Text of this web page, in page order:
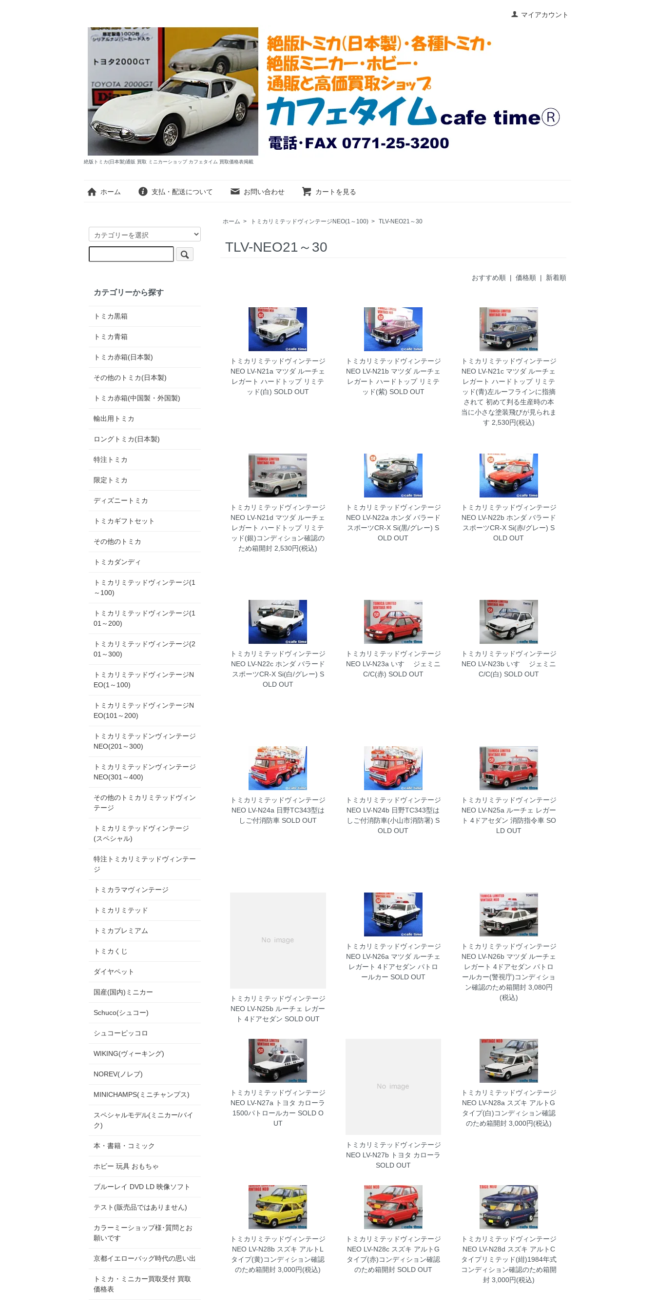
マイアカウント
絶版トミカ(日本製)通販 買取 ミニカーショップ カフェタイム 買取価格表掲載
ホーム 支払・配送について お問い合わせ カートを見る
ホーム > トミカリミテッドヴィンテージNEO(1～100) > TLV-NEO21～30
TLV-NEO21～30
おすすめ順 | 価格順 | 新着順
トミカリミテッドヴィンテージ
NEO LV-N21a マツダ ルーチェ
レガート ハードトップ リミテ
ッド(白) SOLD OUT
トミカリミテッドヴィンテージ
NEO LV-N21b マツダ ルーチェ
レガート ハードトップ リミテ
ッド(紫) SOLD OUT
トミカリミテッドヴィンテージ
NEO LV-N21c マツダ ルーチェ
レガート ハードトップ リミテ
ッド(青)左ルーフラインに指摘
されて 初めて判る生産時の本
当に小さな塗装飛びが見られま
す 2,530円(税込)
トミカリミテッドヴィンテージ
NEO LV-N21d マツダ ルーチェ
レガート ハードトップ リミテ
ッド(銀)コンディション確認の
ため箱開封 2,530円(税込)
トミカリミテッドヴィンテージ
NEO LV-N22a ホンダ バラード
スポーツCR-X Si(黒/グレー) S
OLD OUT
トミカリミテッドヴィンテージ
NEO LV-N22b ホンダ バラード
スポーツCR-X Si(赤/グレー) S
OLD OUT
トミカリミテッドヴィンテージ
NEO LV-N22c ホンダ バラード
スポーツCR-X Si(白/グレー) S
OLD OUT
トミカリミテッドヴィンテージ
NEO LV-N23a いすゞ ジェミニ
C/C(赤) SOLD OUT
トミカリミテッドヴィンテージ
NEO LV-N23b いすゞ ジェミニ
C/C(白) SOLD OUT
トミカリミテッドヴィンテージ
NEO LV-N24a 日野TC343型は
しご付消防車 SOLD OUT
トミカリミテッドヴィンテージ
NEO LV-N24b 日野TC343型は
しご付消防車(小山市消防署) S
OLD OUT
トミカリミテッドヴィンテージ
NEO LV-N25a ルーチェ レガー
ト 4ドアセダン 消防指令車SO
LD OUT
トミカリミテッドヴィンテージ
NEO LV-N25b ルーチェ レガー
ト 4ドアセダン SOLD OUT
トミカリミテッドヴィンテージ
NEO LV-N26a マツダ ルーチェ
レガート 4ドアセダン パトロ
ールカー SOLD OUT
トミカリミテッドヴィンテージ
NEO LV-N26b マツダ ルーチェ
レガート 4ドアセダン パトロ
ールカー(警視庁)コンディショ
ン確認のため箱開封3,080円
(税込)
トミカリミテッドヴィンテージ
NEO LV-N27a トヨタ カローラ
1500パトロールカー SOLD O
UT
トミカリミテッドヴィンテージ
NEO LV-N27b トヨタ カローラ
SOLD OUT
トミカリミテッドヴィンテージ
NEO LV-N28a スズキ アルトG
タイプ(白)コンディション確認
のため箱開封3,000円(税込)
トミカリミテッドヴィンテージ
NEO LV-N28b スズキ アルトL
タイプ(黄)コンディション確認
のため箱開封 3,000円(税込)
トミカリミテッドヴィンテージ
NEO LV-N28c スズキ アルトG
タイプ(赤)コンディション確認
のため箱開封SOLD OUT
トミカリミテッドヴィンテージ
NEO LV-N28d スズキ アルトC
タイプリミテッド(紺)1984年式
コンディション確認のため箱開
封3,000円(税込)
カテゴリーから探す
トミカ黒箱
トミカ青箱
トミカ赤箱(日本製)
その他のトミカ(日本製)
トミカ赤箱(中国製・外国製)
輸出用トミカ
ロングトミカ(日本製)
特注トミカ
限定トミカ
ディズニートミカ
トミカギフトセット
その他のトミカ
トミカダンディ
トミカリミテッドヴィンテージ(1
～100)
トミカリミテッドヴィンテージ(1
01～200)
トミカリミテッドヴィンテージ(2
01～300)
トミカリミテッドヴィンテージN
EO(1～100)
トミカリミテッドヴィンテージN
EO(101～200)
トミカリミテッドンヴィンテージ
NEO(201～300)
トミカリミテッドンヴィンテージ
NEO(301～400)
その他のトミカリミテッドヴィン
テージ
トミカリミテッドヴィンテージ
(スペシャル)
特注トミカリミテッドヴィンテー
ジ
トミカラマヴィンテージ
トミカリミテッド
トミカプレミアム
トミカくじ
ダイヤペット
国産(国内)ミニカー
Schuco(シュコー)
シュコーピッコロ
WIKING(ヴィーキング)
NOREV(ノレブ)
MINICHAMPS(ミニチャンプス)
スペシャルモデル(ミニカー/バイ
ク)
本・書籍・コミック
ホビー 玩具 おもちゃ
ブルーレイ DVD LD 映像ソフト
テスト(販売品ではありません)
カラーミーショップ様･質問とお
願いです
京都イエローバッグ時代の思い出
トミカ・ミニカー買取受付 買取
価格表